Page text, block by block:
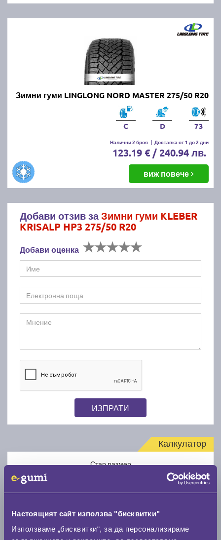
Настоящият сайт използва "бисквитки"
Използваме „бисквитки“, за да персонализираме
Зимни гуми LINGLONG NORD MASTER 275/50 R20
C D 73
Налични 2 броя | Доставка от 1 до 2 дни
123.19 € / 240.94 лв.
виж повече
Добави отзив заЗимни гуми KLEBER
KRISALP HP3 275/50 R20
Добави оценка
ИЗПРАТИ
Калкулатор
Стар размер
Нов размер